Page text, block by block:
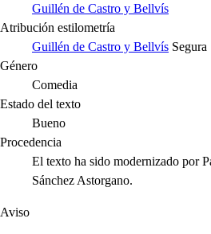
Guillén de Castro y Bellvís
Atribución estilometría
Guillén de Castro y Bellvís Segura
Género
Comedia
Estado del texto
Bueno
Procedencia
El texto ha sido modernizado por
Sánchez Astorgano.
Aviso